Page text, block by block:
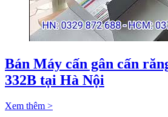
Bán Máy cấn gân cấn
332B tại Hà Nội
Xem thêm >